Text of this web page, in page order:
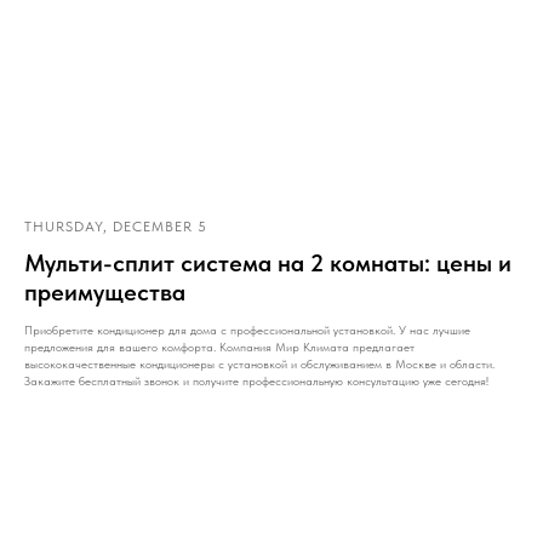
THURSDAY, DECEMBER 5
Мульти-сплит система на 2 комнаты: цены и
преимущества
Приобретите кондиционер для дома с профессиональной установкой. У нас лучшие
предложения для вашего комфорта. Компания Мир Климата предлагает
высококачественные кондиционеры с установкой и обслуживанием в Москве и области.
Закажите бесплатный звонок и получите профессиональную консультацию уже сегодня!